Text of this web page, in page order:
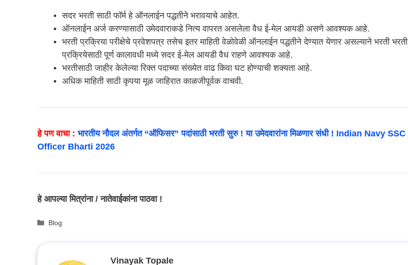
सदर भरती साठी फॉर्म हे ऑनलाईन पद्धतीने भरावयाचे आहेत.
ऑनलाईन अर्ज करण्यासाठी उमेदवाराकडे नित्य वापरत असलेला वैध ई-मेल आयडी असणे आवश्यक आहे.
भरती प्रक्रिया परीक्षेचे प्रवेशपत्र तसेच इतर माहिती वेळोवेळी ऑनलाईन पद्धतीने देण्यात येणार असल्याने भरती भरती
प्रक्रियेसाठी पूर्ण कालावधी मध्ये सदर ई-मेल आयडी वैध राहणे आवश्यक आहे.
भरतीसाठी जाहीर केलेल्या रिक्त पदाच्या संख्येत वाढ किवा घट होण्याची शक्यता आहे.
अधिक माहिती साठी कृपया मूळ जाहिरात काळजीपूर्वक वाचवी.
हे पण वाचा : भारतीय नौदल अंतर्गत “ऑफिसर” पदांसाठी भरती सुरु ! या उमेदवारांना मिळणार संधी ! Indian Navy SSC
Officer Bharti 2026
हे आपल्या मित्रांना / नातेवाईकांना पाठवा !
Categories
Blog
Vinayak Topale